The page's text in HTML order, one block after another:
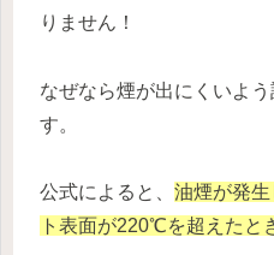
りません！
なぜなら煙が出にくいよ
す。
公式によると、 油煙が発
ト表面が220℃を超えたと